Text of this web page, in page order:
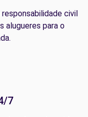
civil
alugueres para o
7